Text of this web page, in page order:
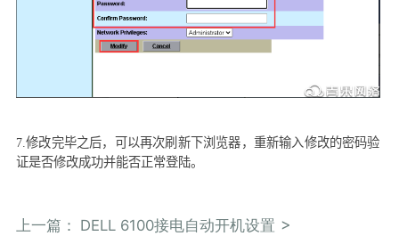
7.修改完毕之后，可以再次刷新下浏览器，重新输入修改的密码验
证是否修改成功并能否正常登陆。
上一篇： DELL 6100接电自动开机设置